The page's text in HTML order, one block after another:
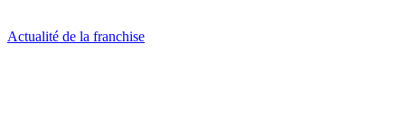
Actualité de la franchise